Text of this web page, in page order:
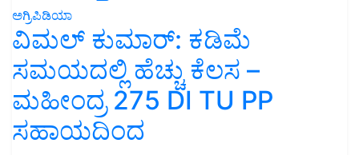
ಅಗ್ರಿಪಿಡಿಯಾ
ವಿಮಲ್ ಕುಮಾರ್: ಕಡಿಮೆ
ಸಮಯದಲ್ಲಿ ಹೆಚ್ಚು ಕೆಲಸ –
ಮಹೀಂದ್ರ 275 DI TU PP
ಸಹಾಯದಿಂದ